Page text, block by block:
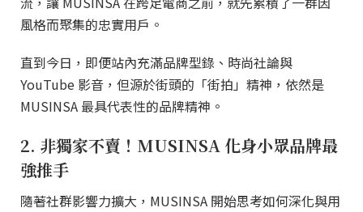
風格而聚集的忠實用戶。
直到今日，即便站內充滿品牌型錄、時尚社論與
YouTube 影音，但源於街頭的「街拍」精神，依然是
MUSINSA 最具代表性的品牌精神。
2. 非獨家不賣！MUSINSA 化身小眾品牌最
強推手
隨著社群影響力擴大，MUSINSA 開始思考如何深化與用